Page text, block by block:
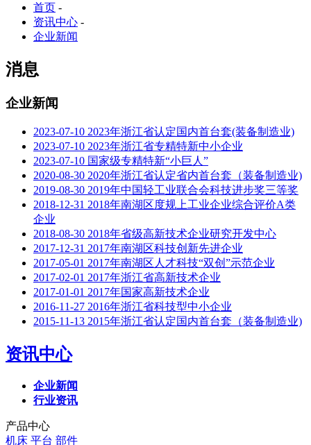
首页 -
资讯中心 -
企业新闻
消息
企业新闻
2023-07-10 2023年浙江省认定国内首台套(装备制造业)
2023-07-10 2023年浙江省专精特新中小企业
2023-07-10 国家级专精特新“小巨人”
2020-08-30 2020年浙江省认定省内首台套（装备制造业)
2019-08-30 2019年中国轻工业联合会科技进步奖三等奖
2018-12-31 2018年南湖区度规上工业企业综合评价A类
企业
2018-08-30 2018年省级高新技术企业研究开发中心
2017-12-31 2017年南湖区科技创新先进企业
2017-05-01 2017年南湖区人才科技“双创”示范企业
2017-02-01 2017年浙江省高新技术企业
2017-01-01 2017年国家高新技术企业
2016-11-27 2016年浙江省科技型中小企业
2015-11-13 2015年浙江省认定国内首台套（装备制造业)
资讯中心
企业新闻
行业资讯
产品中心
机床 平台 部件